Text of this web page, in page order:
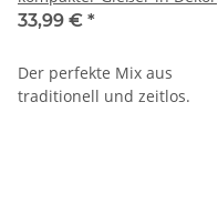
42
33,99 € *
Der perfekte Mix aus
traditionell und zeitlos.